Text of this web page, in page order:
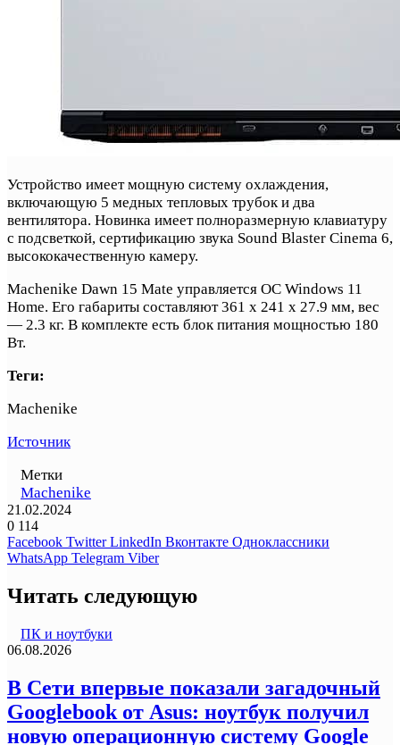
Устройство имеет мощную систему охлаждения,
включающую 5 медных тепловых трубок и два
вентилятора. Новинка имеет полноразмерную клавиатуру
с подсветкой, сертификацию звука Sound Blaster Cinema 6,
высококачественную камеру.
Machenike Dawn 15 Mate управляется ОС Windows 11
Home. Его габариты составляют 361 х 241 х 27.9 мм, вес
— 2.3 кг. В комплекте есть блок питания мощностью 180
Вт.
Теги:
Machenike
Источник
Метки
Machenike
21.02.2024
0 114
Facebook Twitter LinkedIn Вконтакте Одноклассники
WhatsApp Telegram Viber
Читать следующую
ПК и ноутбуки
06.08.2026
В Сети впервые показали загадочный
Googlebook от Asus: ноутбук получил
новую операционную систему Google